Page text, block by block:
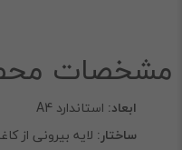
مشخصات
ابعاد: استاندارد A4
ساختار: لایه بیرونی از